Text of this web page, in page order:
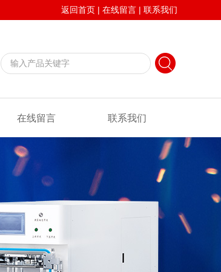
返回首页 | 在线留言 | 联系我们
在线留言 联系我们